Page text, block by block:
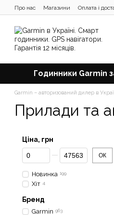
Перейти до основного
Про нас Магазини Оплата і
Відгуки про магазин
Блог
Годинники Garmin
Garmin – авторизований дилер в
Прилади та
Ціна, грн
Від Ціна, грн
До Ціна, грн ОК
Новинка 199
Хіт 4
Бренд
Garmin 963